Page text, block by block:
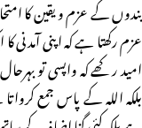
بندوں کے عزم و یقین کا
عزم رکھتا ہے کہ اپنی
امید رکھے کہ واپسی تو
بلکہ اللہ کے پاس جمع